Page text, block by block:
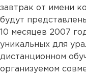
завтрак от имени
будут
10 месяцев 2007
уникальных для
дистанционном
организуемом